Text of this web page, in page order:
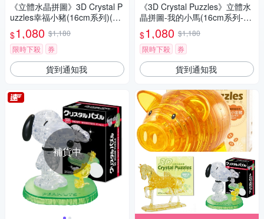
《立體水晶拼圖》3D Crystal P
uzzles幸福小豬(16cm系列)(二
色可選)
$1,080 $1,180
限時下殺
券
貨到通知我
補貨中
《3D Crystal Puzzles》立體水
晶拼圖-我的小馬(16cm系列-10
0片)
$1,080 $1,180
限時下殺
券
貨到通知我